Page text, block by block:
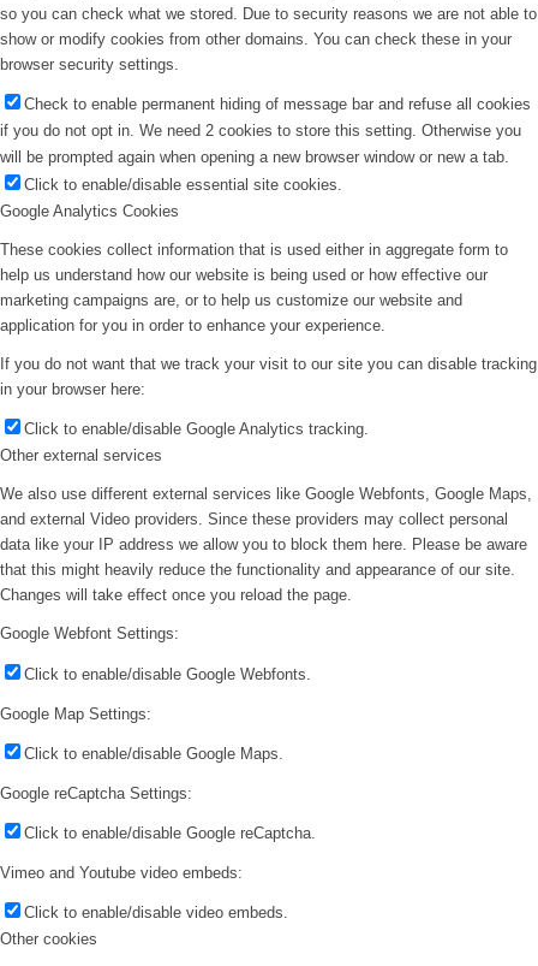
so you can check what we stored. Due to security reasons we are not able to
show or modify cookies from other domains. You can check these in your
browser security settings.
Check to enable permanent hiding of message bar and refuse all cookies
if you do not opt in. We need 2 cookies to store this setting. Otherwise you
will be prompted again when opening a new browser window or new a tab.
Click to enable/disable essential site cookies.
Google Analytics Cookies
These cookies collect information that is used either in aggregate form to
help us understand how our website is being used or how effective our
marketing campaigns are, or to help us customize our website and
application for you in order to enhance your experience.
If you do not want that we track your visit to our site you can disable tracking
in your browser here:
Click to enable/disable Google Analytics tracking.
Other external services
We also use different external services like Google Webfonts, Google Maps,
and external Video providers. Since these providers may collect personal
data like your IP address we allow you to block them here. Please be aware
that this might heavily reduce the functionality and appearance of our site.
Changes will take effect once you reload the page.
Google Webfont Settings:
Click to enable/disable Google Webfonts.
Google Map Settings:
Click to enable/disable Google Maps.
Google reCaptcha Settings:
Click to enable/disable Google reCaptcha.
Vimeo and Youtube video embeds:
Click to enable/disable video embeds.
Other cookies